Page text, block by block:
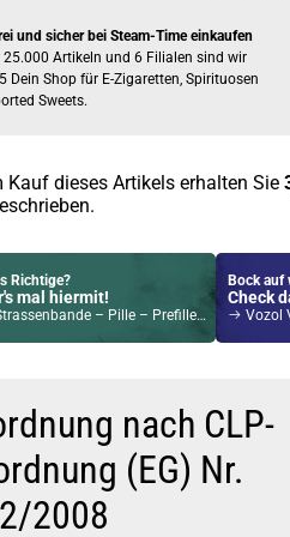
und sicher bei Steam-Time einkaufen
25.000 Artikeln und 6 Filialen sind wir
Dein Shop für E-Zigaretten, Spirituosen
Sweets.
Kauf dieses Artikels erhalten Sie
Richtige?
mal hiermit!
– Pille – Prefilled Pod 2er Pack
Bock auf
Check
Vozol
nach CLP-
(EG) Nr.
2008